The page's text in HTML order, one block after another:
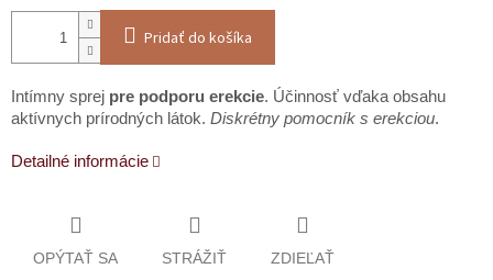
Pridať do košíka
Intímny sprej pre podporu erekcie. Účinnosť vďaka obsahu
aktívnych prírodných látok. Diskrétny pomocník s erekciou.
Detailné informácie
OPÝTAŤ SA STRÁŽIŤ ZDIEĽAŤ